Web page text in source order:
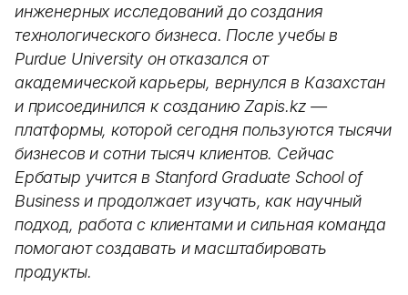
инженерных исследований до создания
технологического бизнеса. После учебы в
Purdue University он отказался от
академической карьеры, вернулся в Казахстан
и присоединился к созданию Zapis.kz —
платформы, которой сегодня пользуются тысячи
бизнесов и сотни тысяч клиентов. Сейчас
Ербатыр учится в Stanford Graduate School of
Business и продолжает изучать, как научный
подход, работа с клиентами и сильная команда
помогают создавать и масштабировать
продукты.